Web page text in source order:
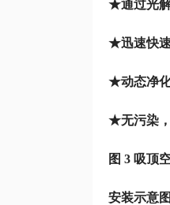
★通过
★迅速
★动态净化
★无污染，
图 3 吸顶
安装示意图